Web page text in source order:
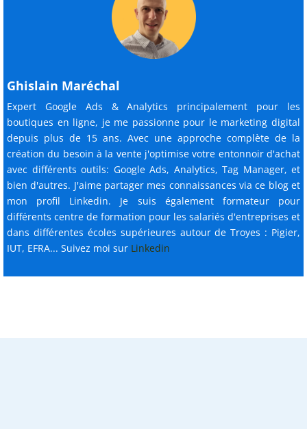
Ghislain Maréchal
Expert Google Ads & Analytics principalement pour les
boutiques en ligne, je me passionne pour le marketing digital
depuis plus de 15 ans. Avec une approche complète de la
création du besoin à la vente j'optimise votre entonnoir d'achat
avec différents outils: Google Ads, Analytics, Tag Manager, et
bien d'autres. J'aime partager mes connaissances via ce blog et
mon profil Linkedin. Je suis également formateur pour
différents centre de formation pour les salariés d'entreprises et
dans différentes écoles supérieures autour de Troyes : Pigier,
IUT, EFRA... Suivez moi sur Linkedin